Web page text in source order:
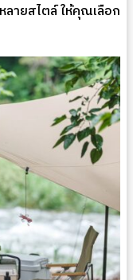
ายสไตล์ ให้คุณเลือก